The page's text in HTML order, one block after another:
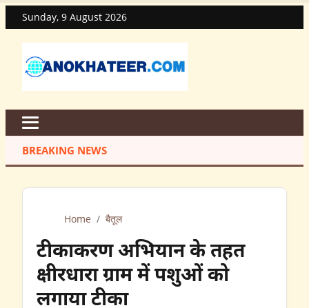
Sunday, 9 August 2026
BREAKING NEWS
Home / बैतूल
टीकाकरण अभियान के तहत
क्षीरधारा ग्राम में पशुओं को
लगाया टीका